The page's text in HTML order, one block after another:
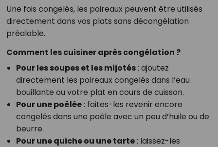
Une fois congelés, les poireaux peuvent être utilisés
directement dans vos plats sans décongélation
préalable.
Comment les cuisiner après congélation ?
Pour les soupes et les mijotés: ajoutez
directement les poireaux congelés dans l’eau
bouillante ou votre plat en cours de cuisson.
Pour une poêlée: faites-les revenir encore
congelés dans une poêle avec un peu d’huile ou de
beurre.
Pour une quiche ou une tarte: laissez-les